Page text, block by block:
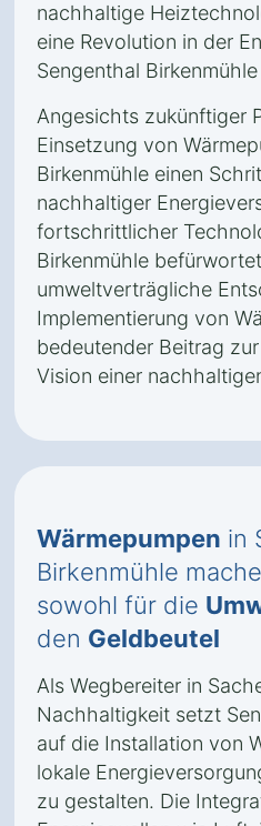
nachhaltige
eine Revolution in der
Sengenthal
Angesichts zukünftiger
Einsetzung von
Birkenmühle einen
nachhaltiger
fortschrittlicher
Birkenmühle
umweltverträgliche
Implementierung von
bedeutender Beitrag
Vision einer
Wärmepumpen in
Birkenmühle
sowohl für die
den Geldbeutel
Als Wegbereiter in
Nachhaltigkeit setzt
auf die Installation von
lokale
zu gestalten. Die